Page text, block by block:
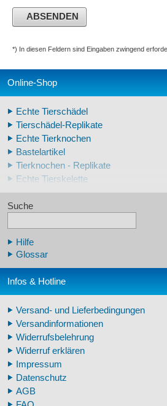
*) In diesen Feldern sind Eingaben zwingend
Online-Shop
Echte Tierschädel
Tierschädel-Replikate
Echte Tierknochen
Bastelartikel
Tierknochen - Replikate
Echte Tierskelette
Echte Tierzähne
Krallen- und Zahnreplikate
Schädelreplikate Mensch
Knochenreplikate Mensch
Arm-/Beinskelette Mensch
Zähne Warzenschwein
Veterinär - Lehrmittel
Fossilreplikate Mensch
Pferdemähnen
Fußspuren museal
Tierhörner
Suche
Hilfe
Glossar
Infos & Hotline
Versand- und Lieferbedingungen
Versandinformationen
Widerrufsbelehrung
Widerruf erklären
Impressum
Datenschutz
AGB